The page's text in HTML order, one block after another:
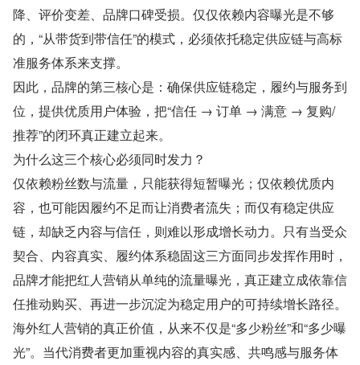
降、评价变差、品牌口碑受损。仅仅依赖内容曝光是不够
的，“从带货到带信任”的模式，必须依托稳定供应链与高标
准服务体系来支撑。
因此，品牌的第三核心是：确保供应链稳定，履约与服务到
位，提供优质用户体验，把“信任 → 订单 → 满意 → 复购/
推荐”的闭环真正建立起来。
为什么这三个核心必须同时发力？
仅依赖粉丝数与流量，只能获得短暂曝光；仅依赖优质内
容，也可能因履约不足而让消费者流失；而仅有稳定供应
链，却缺乏内容与信任，则难以形成增长动力。只有当受众
契合、内容真实、履约体系稳固这三方面同步发挥作用时，
品牌才能把红人营销从单纯的流量曝光，真正建立成依靠信
任推动购买、再进一步沉淀为稳定用户的可持续增长路径。
海外红人营销的真正价值，从来不仅是“多少粉丝”和“多少曝
光”。当代消费者更加重视内容的真实感、共鸣感与服务体